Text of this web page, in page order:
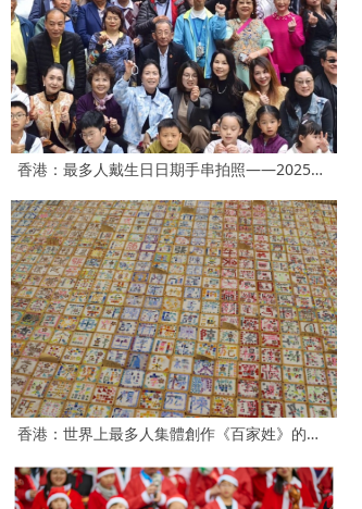
香港：最多人戴生日日期手串拍照——2025「十全十美生日手串」挑戰世界紀錄活動
香港：世界上最多人集體創作《百家姓》的馬賽克壁畫